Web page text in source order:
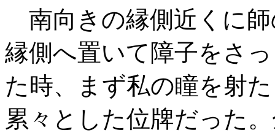
南向きの縁側近くに
縁側へ置いて障子をさ
た時、まず私の瞳を射
累々とした位牌だった